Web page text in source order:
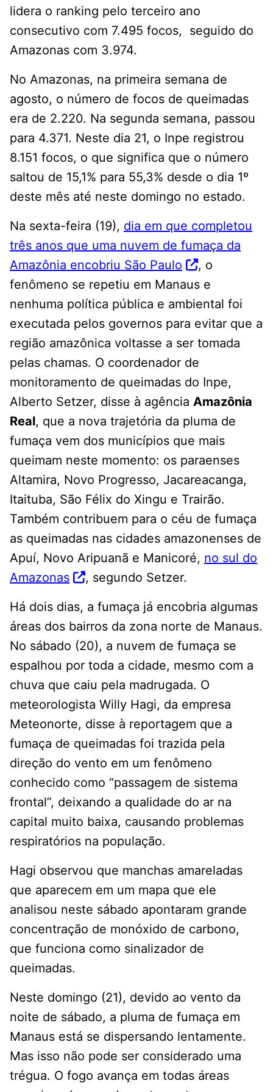
lidera o ranking pelo terceiro ano
consecutivo com 7.495 focos, seguido do
Amazonas com 3.974.
No Amazonas, na primeira semana de
agosto, o número de focos de queimadas
era de 2.220. Na segunda semana, passou
para 4.371. Neste dia 21, o Inpe registrou
8.151 focos, o que significa que o número
saltou de 15,1% para 55,3% desde o dia 1º
deste mês até neste domingo no estado.
Na sexta-feira (19), dia em que completou
três anos que uma nuvem de fumaça da
Amazônia encobriu São Paulo
, o
fenômeno se repetiu em Manaus e
nenhuma política pública e ambiental foi
executada pelos governos para evitar que a
região amazônica voltasse a ser tomada
pelas chamas. O coordenador de
monitoramento de queimadas do Inpe,
Alberto Setzer, disse à agência Amazônia
Real, que a nova trajetória da pluma de
fumaça vem dos municípios que mais
queimam neste momento: os paraenses
Altamira, Novo Progresso, Jacareacanga,
Itaituba, São Félix do Xingu e Trairão.
Também contribuem para o céu de fumaça
as queimadas nas cidades amazonenses de
Apuí, Novo Aripuanã e Manicoré, no sul do
Amazonas
, segundo Setzer.
Há dois dias, a fumaça já encobria algumas
áreas dos bairros da zona norte de Manaus.
No sábado (20), a nuvem de fumaça se
espalhou por toda a cidade, mesmo com a
chuva que caiu pela madrugada. O
meteorologista Willy Hagi, da empresa
Meteonorte, disse à reportagem que a
fumaça de queimadas foi trazida pela
direção do vento em um fenômeno
conhecido como “passagem de sistema
frontal”, deixando a qualidade do ar na
capital muito baixa, causando problemas
respiratórios na população.
Hagi observou que manchas amareladas
que aparecem em um mapa que ele
analisou neste sábado apontaram grande
concentração de monóxido de carbono,
que funciona como sinalizador de
queimadas.
Neste domingo (21), devido ao vento da
noite de sábado, a pluma de fumaça em
Manaus está se dispersando lentamente.
Mas isso não pode ser considerado uma
trégua. O fogo avança em todas áreas